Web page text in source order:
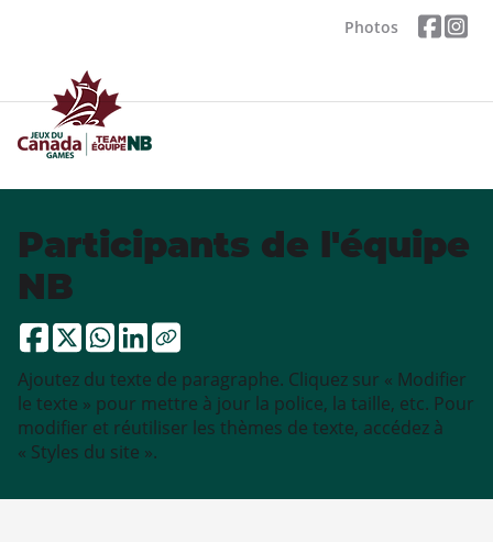
Photos
Participants de l'équipe
NB
Ajoutez du texte de paragraphe. Cliquez sur « Modifier
le texte » pour mettre à jour la police, la taille, etc. Pour
modifier et réutiliser les thèmes de texte, accédez à
« Styles du site ».